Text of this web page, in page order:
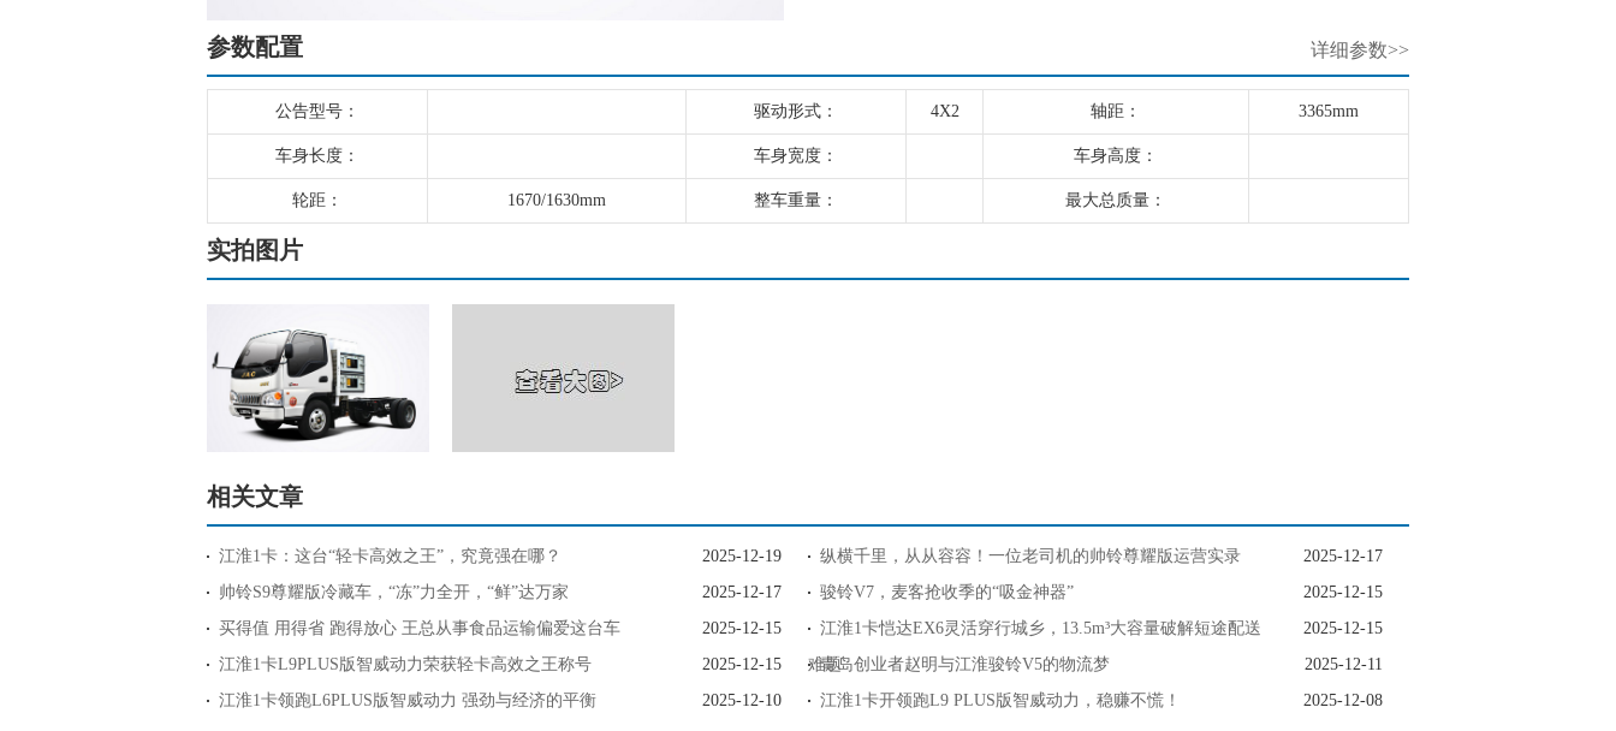
参数配置 详细参数>>
公告型号： 驱动形式： 4X2 轴距： 3365mm
车身长度： 车身宽度： 车身高度：
轮距： 1670/1630mm 整车重量： 最大总质量：
实拍图片
相关文章
江淮1卡：这台“轻卡高效之王”，究竟强在哪？ 2025-12-19 纵横千里，从从容容！一位老司机的帅铃尊耀版运营实录
2025-12-17
帅铃S9尊耀版冷藏车，“冻”力全开，“鲜”达万家
2025-12-17 骏铃V7，麦客抢收季的“吸金神器”
2025-12-15
买得值 用得省 跑得放心 王总从事食品运输偏爱这台车
2025-12-15
江淮1卡恺达EX6灵活穿行城乡，13.5m³大容量破解短途配送
难题
2025-12-15
江淮1卡L9PLUS版智威动力荣获轻卡高效之王称号
2025-12-15 青岛创业者赵明与江淮骏铃V5的物流梦
2025-12-11
江淮1卡领跑L6PLUS版智威动力 强劲与经济的平衡
2025-12-10 江淮1卡开领跑L9 PLUS版智威动力，稳赚不慌！ 2025-12-08